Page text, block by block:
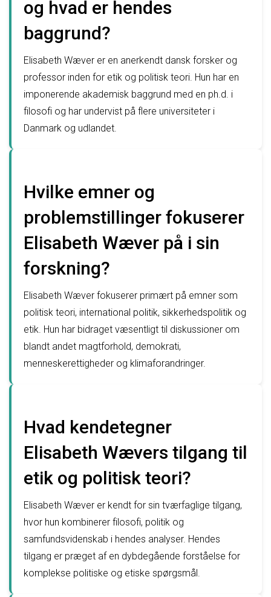
og hvad er hendes
baggrund?
Elisabeth Wæver er en anerkendt dansk forsker og
professor inden for etik og politisk teori. Hun har en
imponerende akademisk baggrund med en ph.d. i
filosofi og har undervist på flere universiteter i
Danmark og udlandet.
Hvilke emner og
problemstillinger fokuserer
Elisabeth Wæver på i sin
forskning?
Elisabeth Wæver fokuserer primært på emner som
politisk teori, international politik, sikkerhedspolitik og
etik. Hun har bidraget væsentligt til diskussioner om
blandt andet magtforhold, demokrati,
menneskerettigheder og klimaforandringer.
Hvad kendetegner
Elisabeth Wævers tilgang til
etik og politisk teori?
Elisabeth Wæver er kendt for sin tværfaglige tilgang,
hvor hun kombinerer filosofi, politik og
samfundsvidenskab i hendes analyser. Hendes
tilgang er præget af en dybdegående forståelse for
komplekse politiske og etiske spørgsmål.